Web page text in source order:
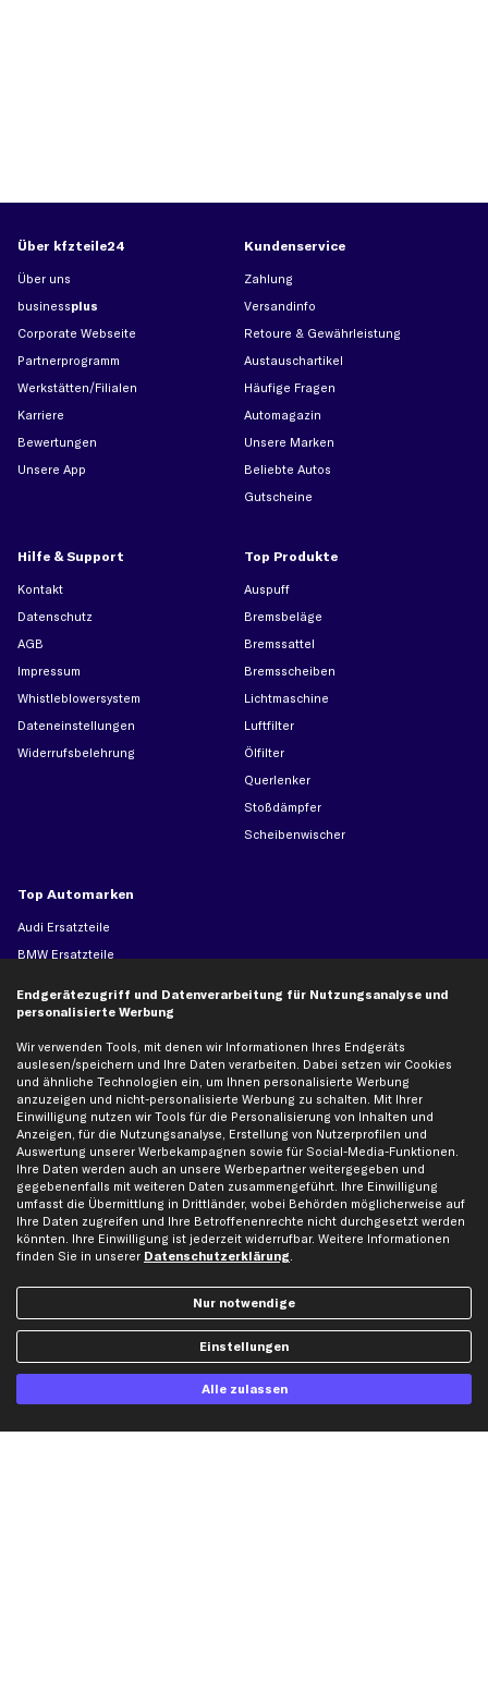
Über kfzteile24
Über uns
businessplus
Corporate Webseite
Partnerprogramm
Werkstätten/Filialen
Karriere
Bewertungen
Unsere App
Kundenservice
Zahlung
Versandinfo
Retoure & Gewährleistung
Austauschartikel
Häufige Fragen
Automagazin
Unsere Marken
Beliebte Autos
Gutscheine
Hilfe & Support
Kontakt
Datenschutz
AGB
Impressum
Whistleblowersystem
Dateneinstellungen
Widerrufsbelehrung
Top Produkte
Auspuff
Bremsbeläge
Bremssattel
Bremsscheiben
Lichtmaschine
Luftfilter
Ölfilter
Querlenker
Stoßdämpfer
Scheibenwischer
Top Automarken
Audi Ersatzteile
BMW Ersatzteile
Mercedes-Benz Ersatzteile
Peugeot Ersatzteile
Renault Ersatzteile
Seat Ersatzteile
Skoda Ersatzteile
VW Ersatzteile
Social Media
Jetzt APP Downloaden
kfzteile24 Newsletter
Endgerätezugriff und Datenverarbeitung für Nutzungsanalyse und
personalisierte Werbung
Wir verwenden Tools, mit denen wir Informationen Ihres Endgeräts
auslesen/speichern und Ihre Daten verarbeiten. Dabei setzen wir Cookies
und ähnliche Technologien ein, um Ihnen personalisierte Werbung
anzuzeigen und nicht-personalisierte Werbung zu schalten. Mit Ihrer
Einwilligung nutzen wir Tools für die Personalisierung von Inhalten und
Anzeigen, für die Nutzungsanalyse, Erstellung von Nutzerprofilen und
Auswertung unserer Werbekampagnen sowie für Social-Media-Funktionen.
Ihre Daten werden auch an unsere Werbepartner weitergegeben und
gegebenenfalls mit weiteren Daten zusammengeführt. Ihre Einwilligung
umfasst die Übermittlung in Drittländer, wobei Behörden möglicherweise auf
Ihre Daten zugreifen und Ihre Betroffenenrechte nicht durchgesetzt werden
könnten. Ihre Einwilligung ist jederzeit widerrufbar. Weitere Informationen
finden Sie in unserer Datenschutzerklärung.
Nur notwendige
Einstellungen
Alle zulassen